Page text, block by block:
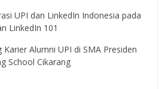
UPI dan LinkedIn Indonesia pada
LinkedIn 101
Karier Alumni UPI di SMA Presiden
School Cikarang